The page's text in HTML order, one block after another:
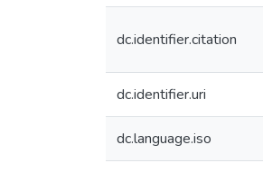
dc.identifier.citation
dc.identifier.uri
dc.language.iso